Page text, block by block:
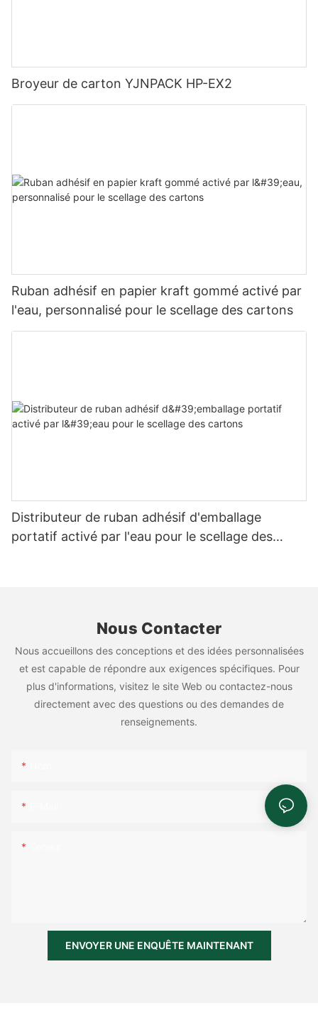
Broyeur de carton YJNPACK HP-EX2
Ruban adhésif en papier kraft gommé activé par
l'eau, personnalisé pour le scellage des cartons
Distributeur de ruban adhésif d'emballage
portatif activé par l'eau pour le scellage des
Nous Contacter
Nous accueillons des conceptions et des idées personnalisées
et est capable de répondre aux exigences spécifiques. Pour
plus d'informations, visitez le site Web ou contactez-nous
directement avec des questions ou des demandes de
renseignements.
ENVOYER UNE ENQUÊTE MAINTENANT